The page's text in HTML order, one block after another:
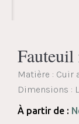
Matière : Cuir
Dimensions :
À partir de :